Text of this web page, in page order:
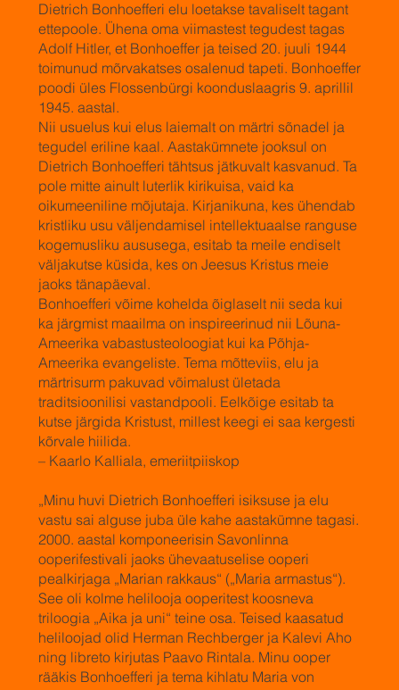
Dietrich Bonhoefferi elu loetakse tavaliselt tagant
ettepoole. Ühena oma viimastest tegudest tagas
Adolf Hitler, et Bonhoeffer ja teised 20. juuli 1944
toimunud mõrvakatses osalenud tapeti. Bonhoeffer
poodi üles Flossenbürgi koonduslaagris 9. aprillil
1945. aastal.
Nii usuelus kui elus laiemalt on märtri sõnadel ja
tegudel eriline kaal. Aastakümnete jooksul on
Dietrich Bonhoefferi tähtsus jätkuvalt kasvanud. Ta
pole mitte ainult luterlik kirikuisa, vaid ka
oikumeeniline mõjutaja. Kirjanikuna, kes ühendab
kristliku usu väljendamisel intellektuaalse ranguse
kogemusliku aususega, esitab ta meile endiselt
väljakutse küsida, kes on Jeesus Kristus meie
jaoks tänapäeval.
Bonhoefferi võime kohelda õiglaselt nii seda kui
ka järgmist maailma on inspireerinud nii Lõuna-
Ameerika vabastusteoloogiat kui ka Põhja-
Ameerika evangeliste. Tema mõtteviis, elu ja
märtrisurm pakuvad võimalust ületada
traditsioonilisi vastandpooli. Eelkõige esitab ta
kutse järgida Kristust, millest keegi ei saa kergesti
kõrvale hiilida.
– Kaarlo Kalliala, emeriitpiiskop
„Minu huvi Dietrich Bonhoefferi isiksuse ja elu
vastu sai alguse juba üle kahe aastakümne tagasi.
2000. aastal komponeerisin Savonlinna
ooperifestivali jaoks ühevaatuselise ooperi
pealkirjaga „Marian rakkaus“ („Maria armastus“).
See oli kolme helilooja ooperitest koosneva
triloogia „Aika ja uni“ teine ​​osa. Teised kaasatud
heliloojad olid Herman Rechberger ja Kalevi Aho
ning libreto kirjutas Paavo Rintala. Minu ooper
rääkis Bonhoefferi ja tema kihlatu Maria von